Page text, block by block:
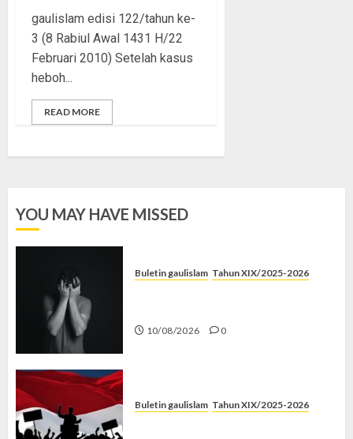
gaulislam edisi 122/tahun ke-
3 (8 Rabiul Awal 1431 H/22
Februari 2010) Setelah kasus
heboh...
READ MORE
YOU MAY HAVE MISSED
Buletin gaulislam Tahun XIX/2025-2026
10/08/2026 0
Buletin gaulislam Tahun XIX/2025-2026